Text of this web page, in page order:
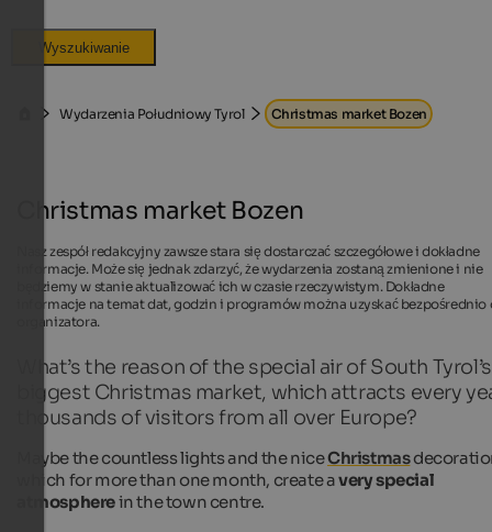
Wyszukiwanie
Wydarzenia Południowy Tyrol Christmas market Bozen
Christmas market Bozen
Nasz zespół redakcyjny zawsze stara się dostarczać szczegółowe i dokładne
informacje. Może się jednak zdarzyć, że wydarzenia zostaną zmienione i nie
będziemy w stanie aktualizować ich w czasie rzeczywistym. Dokładne
informacje na temat dat, godzin i programów można uzyskać bezpośrednio
organizatora.
What’s the reason of the special air of South Tyrol’s
biggest Christmas market, which attracts every
thousands of visitors from all over Europe?
Maybe the countless lights and the niceChristmas
which for more than one month, create avery special
atmospherein the town centre.